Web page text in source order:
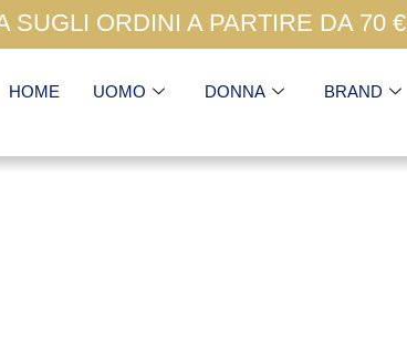
SUGLI ORDINI A PARTIRE DA 70 €
HOME UOMO DONNA BRAND